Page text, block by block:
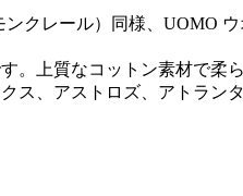
クレール）同様、UOMO
。上質なコットン素材で
ス、アストロズ、アトラ